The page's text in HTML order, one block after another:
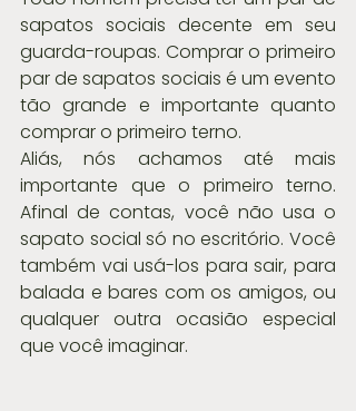
sapatos sociais decente em seu
guarda-roupas. Comprar o primeiro
par de sapatos sociais é um evento
tão grande e importante quanto
comprar o primeiro terno.
Aliás, nós achamos até mais
importante que o primeiro terno.
Afinal de contas, você não usa o
sapato social só no escritório. Você
também vai usá-los para sair, para
balada e bares com os amigos, ou
qualquer outra ocasião especial
que você imaginar.